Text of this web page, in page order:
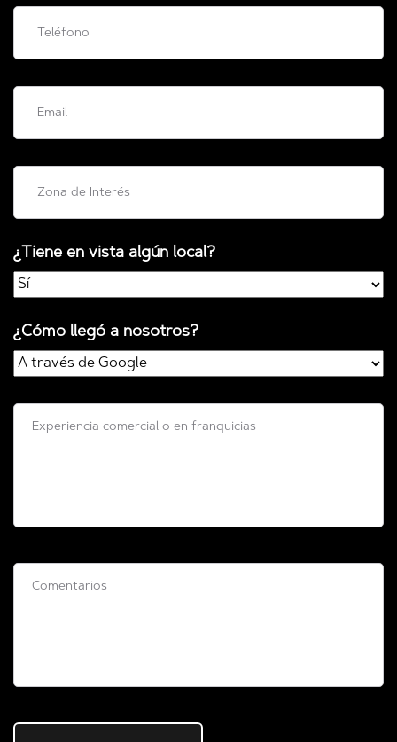
¿Tiene en vista algún local?
¿Cómo llegó a nosotros?